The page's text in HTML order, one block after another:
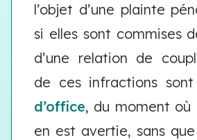
l’objet d’une plainte
si elles sont commises
d’une relation de
de ces infractions sont
d’office, du moment où
en est avertie, sans